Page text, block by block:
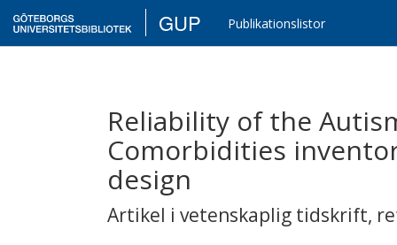
GUP Publikationslistor
Reliability of the
Comorbidities
design
Artikel i vetenskaplig tidskrift,